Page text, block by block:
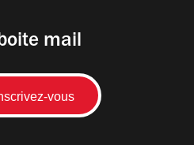
mail